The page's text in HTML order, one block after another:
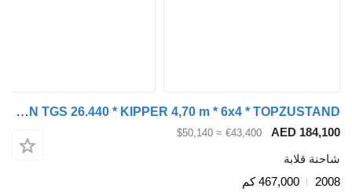
MAN TGS 26.440 * KIPPER 4,70 m * 6x4 * TOPZUSTAND
AED
€43,400
≈ $50,140
467,000 كم